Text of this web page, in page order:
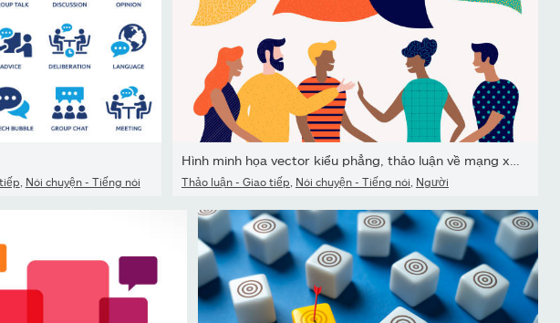
Nói chuyện - Tiếng nói Thảo luận - Giao tiếp Nói chuyện - Tiếng nói Người